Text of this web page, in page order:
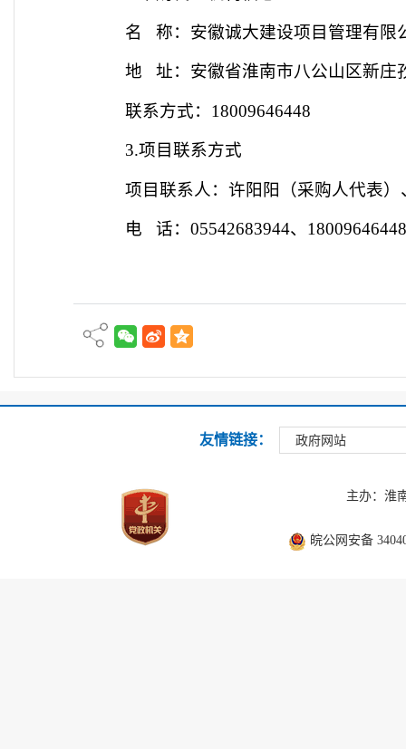
名 称：安徽诚大建设项目管理有限
地 址：安徽省淮南市八公山区新庄
联系方式： 18009646448
3.项目联系方式
项目联系人：许阳阳 （采购人代表）
电 话：05542683944、
友情链接： 政府网站
主办：淮
皖公网安备